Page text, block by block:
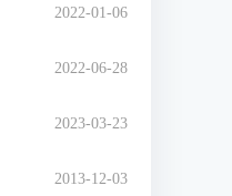
2022-01-06
2022-06-28
2023-03-23
2013-12-03